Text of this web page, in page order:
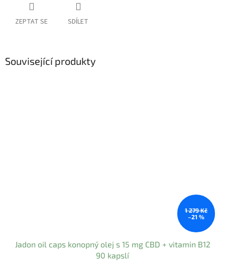
ZEPTAT SE SDÍLET
Související produkty
1 279 Kč
–21 %
Jadon oil caps konopný olej s 15 mg CBD + vitamin B12
90 kapslí